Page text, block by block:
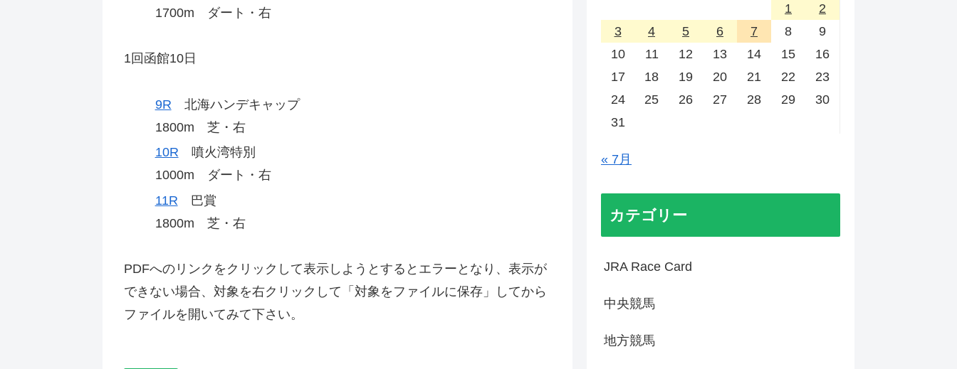
1700m ダート・右
1回函館10日
9R 北海ハンデキャップ
1800m 芝・右
10R 噴火湾特別
1000m ダート・右
11R 巴賞
1800m 芝・右
PDFへのリンクをクリックして表示しようとするとエラーとなり、表示が
できない場合、対象を右クリックして「対象をファイルに保存」してから
ファイルを開いてみて下さい。
1
2
3
4 5 6 7 8
9
10
11 12 13 14 15
16
17
18 19 20 21 22
23
24
25 26 27 28 29
30
31
« 7月
カテゴリー
JRA Race Card
中央競馬
地方競馬